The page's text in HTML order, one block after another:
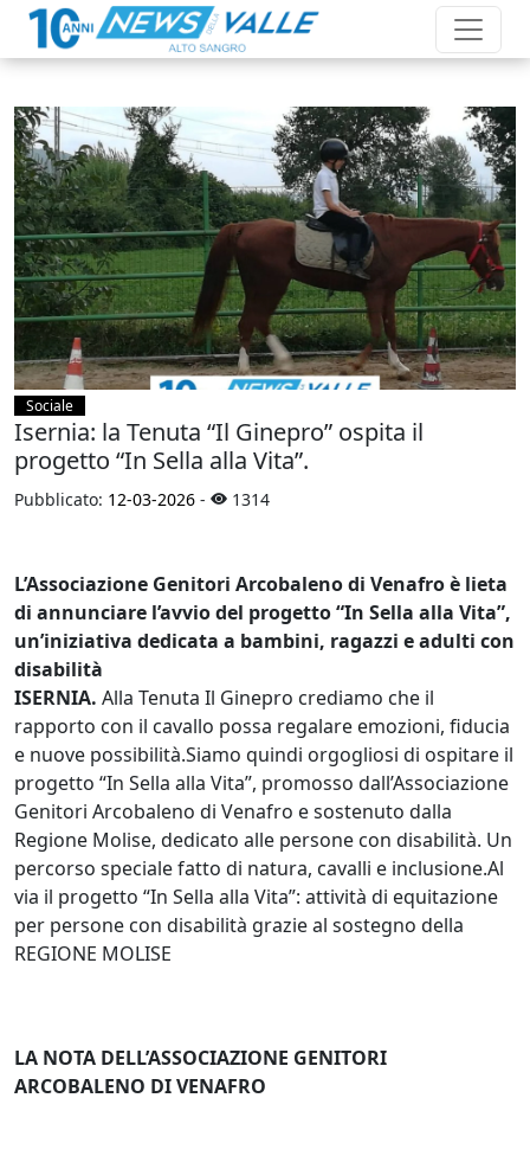
Sociale
Isernia: la Tenuta “Il Ginepro” ospita il
progetto “In Sella alla Vita”.
Pubblicato: 12-03-2026 - 1314
L’Associazione Genitori Arcobaleno di Venafro è lieta
di annunciare l’avvio del progetto “In Sella alla Vita”,
un’iniziativa dedicata a bambini, ragazzi e adulti con
disabilità
ISERNIA. Alla Tenuta Il Ginepro crediamo che il
rapporto con il cavallo possa regalare emozioni, fiducia
e nuove possibilità.Siamo quindi orgogliosi di ospitare il
progetto “In Sella alla Vita”, promosso dall’Associazione
Genitori Arcobaleno di Venafro e sostenuto dalla
Regione Molise, dedicato alle persone con disabilità. Un
percorso speciale fatto di natura, cavalli e inclusione.Al
via il progetto “In Sella alla Vita”: attività di equitazione
per persone con disabilità grazie al sostegno della
REGIONE MOLISE
LA NOTA DELL’ASSOCIAZIONE GENITORI
ARCOBALENO DI VENAFRO